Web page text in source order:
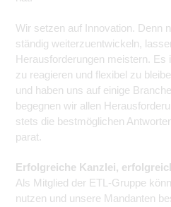
Wir setzen auf Innovation. Denn
ständig weiterzuentwickeln,
Herausforderungen meistern. Es
zu reagieren und flexibel zu
und haben uns auf einige
begegnen wir allen
stets die bestmöglichen
parat.
Erfolgreiche Kanzlei,
Als Mitglied der ETL-Gruppe
nutzen und unsere Mandanten